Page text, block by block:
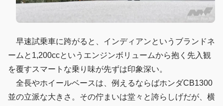
早速試乗車に跨がると、インディアンというブランドネ
ームと1,200ccというエンジンボリュームから抱く先入観
を覆すスマートな乗り味が先ずは印象深い。
全長やホイールベースは、例えるならばホンダCB1300
並の立派な大きさ。その佇まいは堂々と誇らしげだが、横